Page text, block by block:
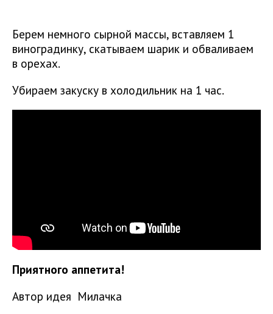
Берем немного сырной массы, вставляем 1
виноградинку, скатываем шарик и обваливаем
в орехах.
Убираем закуску в холодильник на 1 час.
Приятного аппетита!
Автор идея Милачка